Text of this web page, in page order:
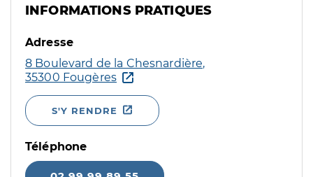
INFORMATIONS PRATIQUES
Adresse
8 Boulevard de la Chesnardière,
35300 Fougères
S'Y RENDRE
Téléphone